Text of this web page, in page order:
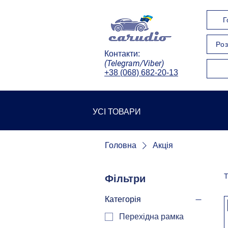
Контакти:
(Telegram/Viber)
+38 (068) 682-20-13
УСІ ТОВАРИ
Головна Акція
Фільтри
Категорія
Перехідна рамка